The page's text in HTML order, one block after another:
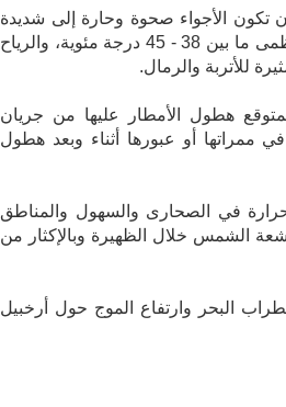
تكون الأجواء صحوة وحارة إلى شديدة
الحرارة حيث تتراوح درجات الحرارة العظمى ما بين 38 - 45 درجة مئوية، والرياح
للأتربة والرمال.
هطول الأمطار عليها من جريان
ممراتها أو عبورها أثناء وبعد هطول
في الصحارى والسهول والمناطق
الشمس خلال الظهيرة وبالإكثار من
البحر وارتفاع الموج حول أرخبيل